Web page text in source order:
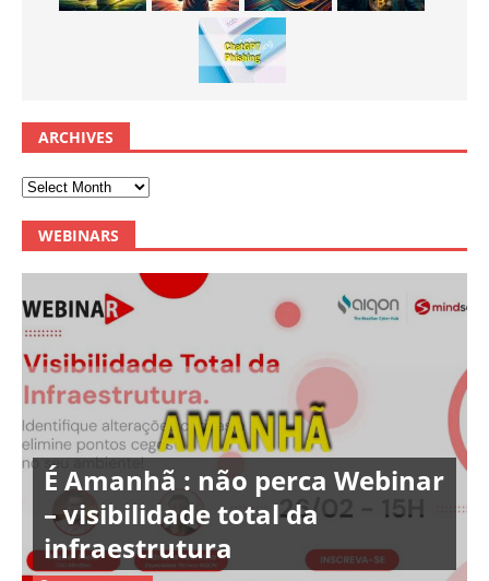
ARCHIVES
WEBINARS
É Amanhã : não perca Webinar
– visibilidade total da
infraestrutura